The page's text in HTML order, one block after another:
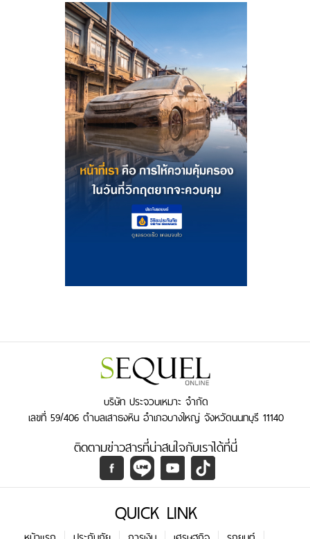
บริษัท ประจวบเหมาะ จำกัด
เลขที่ 59/406 ตำบลเสาธงหิน อำเภอบางใหญ่ จังหวัดนนทบุรี 11140
ติดตามข่าวสารที่น่าสนใจกับเราได้ที่นี่
QUICK LINK